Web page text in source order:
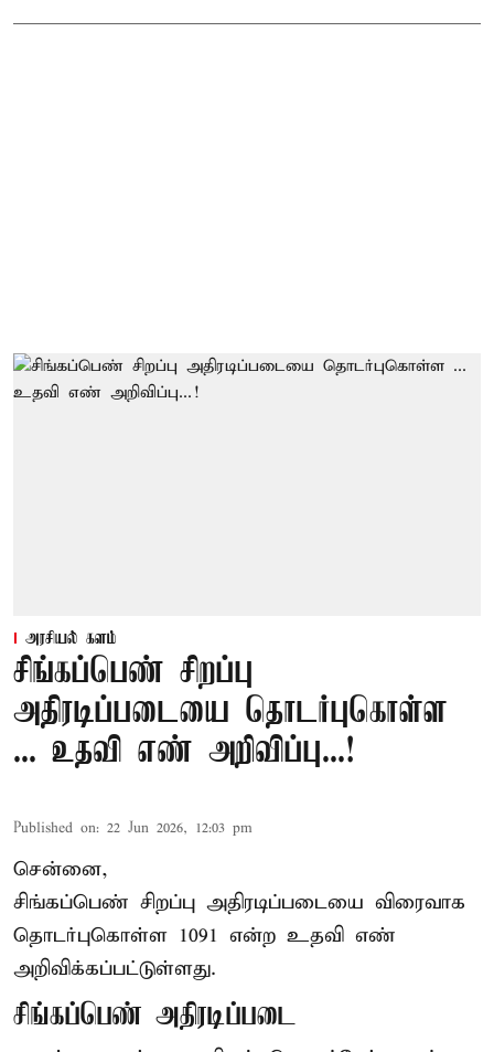
அரசியல் களம்
சிங்கப்பெண் சிறப்பு
அதிரடிப்படையை தொடர்புகொள்ள
... உதவி எண் அறிவிப்பு...!
Published on: 22 Jun 2026, 12:03 pm
சென்னை,
சிங்கப்பெண் சிறப்பு அதிரடிப்படையை விரைவாக
தொடர்புகொள்ள 1091 என்ற உதவி எண்
அறிவிக்கப்பட்டுள்ளது.
சிங்கப்பெண் அதிரடிப்படை